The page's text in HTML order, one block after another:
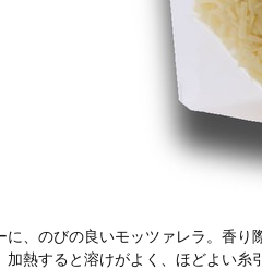
に、のびの良いモッツァレラ。香
加熱すると溶けがよく、ほどよい